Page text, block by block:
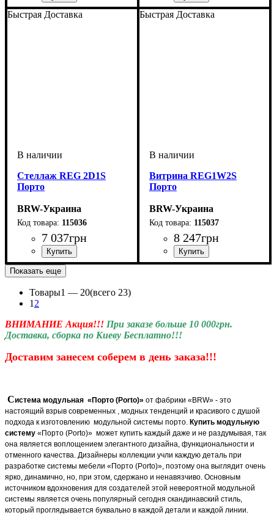
ширина, мм: 1285
высота, мм: 940
глубина, мм: 400 ширина, мм: 585
высота, мм: 1995
глубина, мм: 400
Быстрая Доставка
Стеллаж REG 2D1S
Порто
BRW-Украина
115036
7 037грн
ширина, мм: 885
высота, мм: 1995
глубина, мм: 400
Быстрая Доставка
Витрина REG1W2S
Порто
BRW-Украина
115037
8 247грн
ширина, мм: 585
высота, мм: 1995
глубина, мм: 400
Показать еще
Товары1 — 20(всего 23)
1 2
ВНИМАНИЕ Акция!!! При заказе больше 10 000грн.
Доставка, сборка по Киеву Бесплатно!!!
Доставим занесем соберем в день заказа!!!
Система модульная «Порто (Porto)» от фабрики «BRW» - это
настоящий взрыв современных , модных тенденций и красивого с душой
подхода к изготовлению модульной системы порто. Купить модульную
систему «Порто (Porto)» может купить каждый даже и не раздумывая, так
она является воплощением элегантного дизайна, функциональности и
отменного качества. Дизайнеры коллекции учли каждую деталь при
разработке системы мебели «Порто (Porto)», поэтому она выглядит очень
ярко, динамично, но, при этом, сдержано и ненавязчиво. Основным
источником вдохновения для создателей этой невероятной модульной
системы является очень популярный сегодня скандинавский стиль,
который проглядывается буквально в каждой детали и каждой линии.